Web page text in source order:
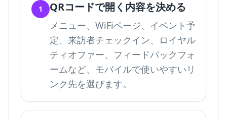
1 QRコードで開く内容を決める
メニュー、WiFiページ、イベント予
定、来訪者チェックイン、ロイヤル
ティオファー、フィードバックフォ
ームなど、モバイルで使いやすいリ
ンク先を選びます。